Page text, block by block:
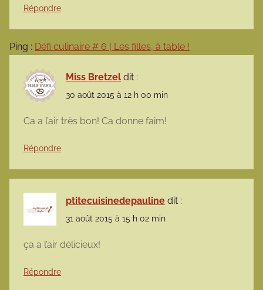
Répondre
Ping : Défi culinaire # 6 | Les filles, à table !
Miss Bretzel dit :
30 août 2015 à 12 h 00 min
Ca a l’air très bon! Ca donne faim!
Répondre
ptitecuisinedepauline dit :
31 août 2015 à 15 h 02 min
ça a l’air délicieux!
Répondre